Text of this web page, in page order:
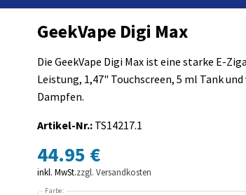
GeekVape Digi Max
Die GeekVape Digi Max ist eine starke E-
Leistung, 1,47" Touchscreen, 5 ml Tank
Dampfen.
Artikel-Nr.: TS14217.1
44.95 €
inkl. MwSt.zzgl. Versandkosten
Farbe: